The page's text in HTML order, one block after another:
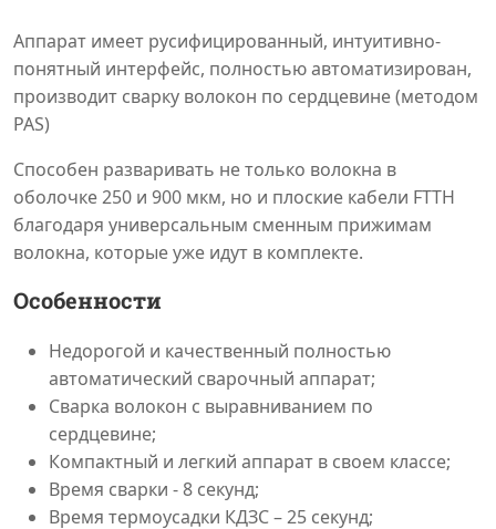
Аппарат имеет русифицированный, интуитивно-
понятный интерфейс, полностью автоматизирован,
производит сварку волокон по сердцевине (методом
PAS)
Способен разваривать не только волокна в
оболочке 250 и 900 мкм, но и плоские кабели FTTH
благодаря универсальным сменным прижимам
волокна, которые уже идут в комплекте.
Особенности
Недорогой и качественный полностью
автоматический сварочный аппарат;
Сварка волокон с выравниванием по
сердцевине;
Компактный и легкий аппарат в своем классе;
Время сварки - 8 секунд;
Время термоусадки КДЗС – 25 секунд;